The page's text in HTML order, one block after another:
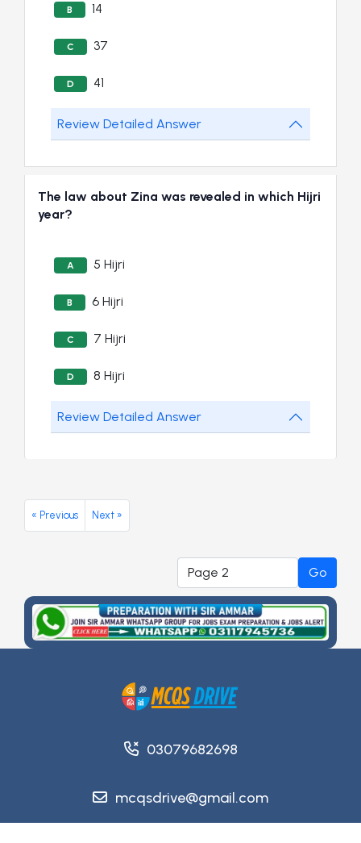
B 14
C 37
D 41
Review Detailed Answer
The law about Zina was revealed in which Hijri
year?
A 5 Hijri
B 6 Hijri
C 7 Hijri
D 8 Hijri
Review Detailed Answer
« Previous Next »
Go
03079682698
mcqsdrive@gmail.com